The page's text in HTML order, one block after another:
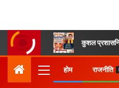
कुशल
होम राजनीति